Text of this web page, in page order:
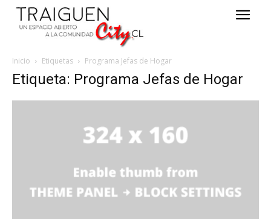
Inicio Etiquetas Programa Jefas de Hogar
Etiqueta: Programa Jefas de Hogar